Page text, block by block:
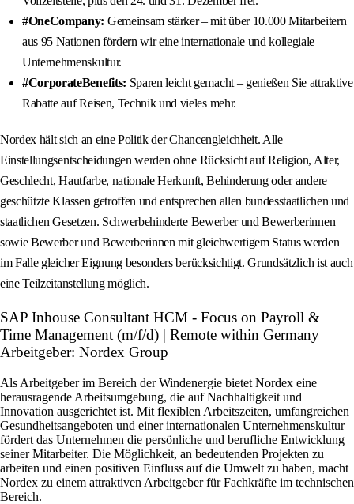
#OneCompany: Gemeinsam stärker – mit über 10.000 Mitarbeitern
aus 95 Nationen fördern wir eine internationale und kollegiale
Unternehmenskultur.
#CorporateBenefits: Sparen leicht gemacht – genießen Sie attraktive
Rabatte auf Reisen, Technik und vieles mehr.
Nordex hält sich an eine Politik der Chancengleichheit. Alle
Einstellungsentscheidungen werden ohne Rücksicht auf Religion, Alter,
Geschlecht, Hautfarbe, nationale Herkunft, Behinderung oder andere
geschützte Klassen getroffen und entsprechen allen bundesstaatlichen und
staatlichen Gesetzen. Schwerbehinderte Bewerber und Bewerberinnen
sowie Bewerber und Bewerberinnen mit gleichwertigem Status werden
im Falle gleicher Eignung besonders berücksichtigt. Grundsätzlich ist auch
eine Teilzeitanstellung möglich.
SAP Inhouse Consultant HCM - Focus on Payroll &
Time Management (m/f/d) | Remote within Germany
Arbeitgeber: Nordex Group
Als Arbeitgeber im Bereich der Windenergie bietet Nordex eine
herausragende Arbeitsumgebung, die auf Nachhaltigkeit und
Innovation ausgerichtet ist. Mit flexiblen Arbeitszeiten, umfangreichen
Gesundheitsangeboten und einer internationalen Unternehmenskultur
fördert das Unternehmen die persönliche und berufliche Entwicklung
seiner Mitarbeiter. Die Möglichkeit, an bedeutenden Projekten zu
arbeiten und einen positiven Einfluss auf die Umwelt zu haben, macht
Nordex zu einem attraktiven Arbeitgeber für Fachkräfte im technischen
Bereich.